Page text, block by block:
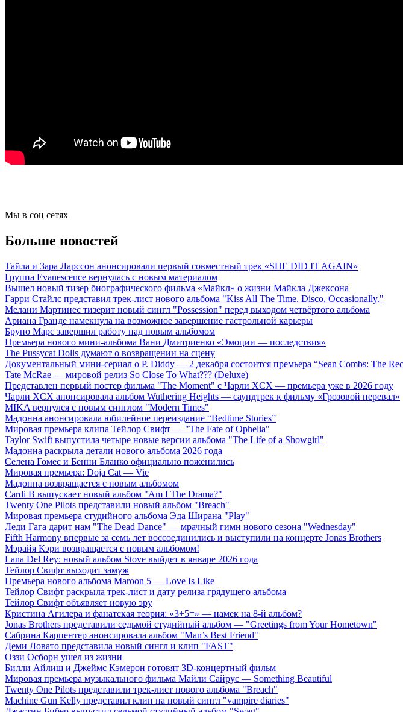
Мы в соц сетях
Больше новостей
Тайла и Зара Ларссон анонсировали первый совместный трек «SHE DID IT AGAIN»
Группа Evanescence вернулась с новым материалом
Вышел новый тизер биографического фильма «Майкл» о жизни Майкла Джексона
Гарри Стайлс представил трек-лист нового альбома "Kiss All The Time. Disco, Occasionally."
Мелани Мартинес тизерит новый сингл "Possession" перед выходом четвёртого альбома
Ариана Гранде намекнула на возможное завершение гастрольной карьеры
Бруно Марс завершил работу над новым альбомом
Премьера нового мини-альбома Вани Дмитриенко «Эмоции — последствия»
The Pussycat Dolls думают о возвращении на сцену
Документальный мини-сериал о P. Diddy — 2 декабря состоится премьера “Sean Combs: The
Tate McRae — мировой релиз So Close To What??? (Deluxe)
Представлен первый постер фильма "The Moment" с Чарли XCX — премьера уже в 2026 году
Чарли XCX анонсировала альбом Wuthering Heights — саундтрек к фильму «Грозовой перевал»
MIKA вернулся с новым синглом "Modern Times"
Мадонна анонсировала юбилейное переиздание “Bedtime Stories”
Мировая премьера клипа Тейлор Свифт — "The Fate of Ophelia"
Taylor Swift выпустила четыре новые версии альбома "The Life of a Showgirl"
Мадонна раскрыла детали нового альбома 2026 года
Селена Гомес и Бенни Бланко официально поженились
Мировая премьера: Doja Cat — Vie
Мадонна возвращается с новым альбомом
Cardi B выпускает новый альбом "Am I The Drama?"
Twenty One Pilots представили новый альбом "Breach"
Мировая премьера студийного альбома Эда Ширана "Play"
Леди Гага дарит нам "The Dead Dance" — мрачный гимн нового сезона "Wednesday"
Fifth Harmony впервые за семь лет воссоединились и выступили на концерте Jonas Brothers
Мэрайя Кэри возвращается с новым альбомом!
Lana Del Rey: новый альбом Stove выйдет в январе 2026 года
Тейлор Свифт выходит замуж
Премьера нового альбома Maroon 5 — Love Is Like
Тейлор Свифт раскрыла трек-лист и дату релиза грядущего альбома
Тейлор Свифт объявляет новую эру
Кристина Агилера и фанатская теория: «3+5=» — намек на 8-й альбом?
Jonas Brothers представили седьмой студийный альбом — "Greetings from Your Hometown"
Сабрина Карпентер анонсировала альбом "Man’s Best Friend"
Деми Ловато представила новый сингл и клип "FAST"
Оззи Осборн ушел из жизни
Билли Айлиш и Джеймс Кэмерон готовят 3D-концертный фильм
Мировая премьера музыкального фильма Майли Сайрус — Something Beautiful
Twenty One Pilots представили трек-лист нового альбома "Breach"
Machine Gun Kelly представил клип на новый сингл "vampire diaries"